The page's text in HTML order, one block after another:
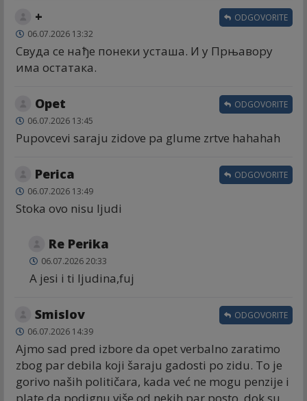
+
06.07.2026 13:32
Свуда се нађе понеки усташа. И у Прњавору
има остатака.
ODGOVORITE
Opet
06.07.2026 13:45
Pupovcevi saraju zidove pa glume zrtve hahahah
ODGOVORITE
Perica
06.07.2026 13:49
Stoka ovo nisu ljudi
ODGOVORITE
Re Perika
06.07.2026 20:33
A jesi i ti ljudina,fuj
Smislov
06.07.2026 14:39
Ajmo sad pred izbore da opet verbalno zaratimo
zbog par debila koji šaraju gadosti po zidu. To je
gorivo naših političara, kada već ne mogu penzije i
ODGOVORITE